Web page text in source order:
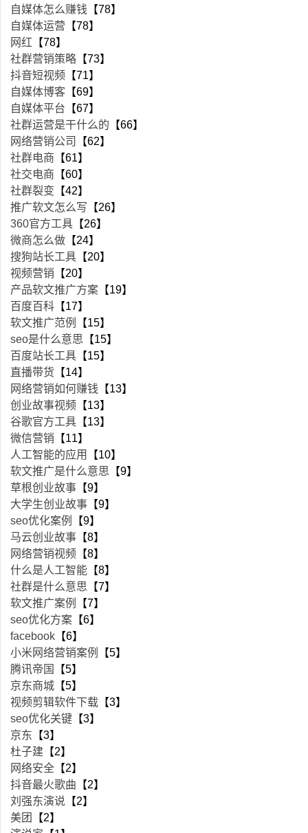
自媒体怎么赚钱 【78】
自媒体运营 【78】
网红 【78】
社群营销策略 【73】
抖音短视频 【71】
自媒体博客 【69】
自媒体平台 【67】
社群运营是干什么的 【66】
网络营销公司
【62】
社群电商 【61】
社交电商 【60】
社群裂变 【42】
推广软文怎么写 【26】
360官方工具 【26】
微商怎么做 【24】
搜狗站长工具 【20】
视频营销 【20】
产品软文推广方案 【19】
百度百科 【17】
软文推广范例
【15】
seo是什么意思 【15】
百度站长工具 【15】
直播带货 【14】
网络营销如何赚钱 【13】
创业故事视频 【13】
谷歌官方工具 【13】
微信营销 【11】
人工智能的应用
【10】
软文推广是什么意思 【9】
草根创业故事 【9】
大学生创业故事 【9】
seo优化案例
【9】
马云创业故事 【8】
网络营销视频 【8】
什么是人工智能 【8】
社群是什么意思 【7】
软文推广案例
【7】
seo优化方案 【6】
facebook 【6】
小米网络营销案例
【5】
腾讯帝国
【5】
京东商城 【5】
视频剪辑软件下载 【3】
seo优化关键 【3】
京东 【3】
杜子建 【2】
网络安全 【2】
抖音最火歌曲 【2】
刘强东演说 【2】
美团
【2】